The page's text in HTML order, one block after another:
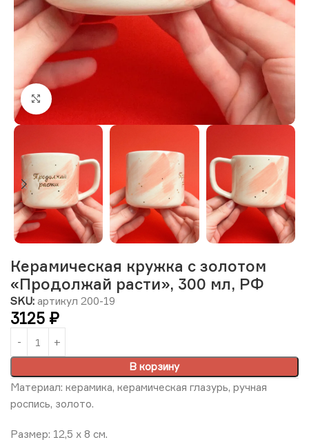
Нажмите, чтобы увеличить изображение
Керамическая кружка с золотом
«Продолжай расти», 300 мл, РФ
SKU: артикул 200-19
3125 ₽
В корзину
Материал: керамика, керамическая глазурь, ручная
роспись, золото.
Размер: 12,5 х 8 см.